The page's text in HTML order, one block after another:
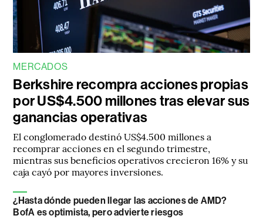
MERCADOS
Berkshire recompra acciones propias
por US$4.500 millones tras elevar sus
ganancias operativas
El conglomerado destinó US$4.500 millones a
recomprar acciones en el segundo trimestre,
mientras sus beneficios operativos crecieron 16% y su
caja cayó por mayores inversiones.
¿Hasta dónde pueden llegar las acciones de AMD?
BofA es optimista, pero advierte riesgos